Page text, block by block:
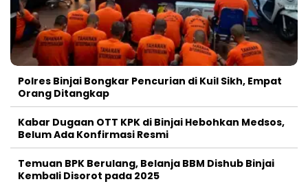
Polres Binjai Bongkar Pencurian di Kuil Sikh, Empat
Orang Ditangkap
Kabar Dugaan OTT KPK di Binjai Hebohkan Medsos,
Belum Ada Konfirmasi Resmi
Temuan BPK Berulang, Belanja BBM Dishub Binjai
Kembali Disorot pada 2025